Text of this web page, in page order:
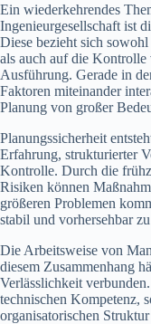
Ein wiederkehrendes
Ingenieurgesellschaft ist
Diese bezieht sich
als auch auf die
Ausführung. Gerade in
Faktoren miteinander
Planung von großer
Planungssicherheit
Erfahrung, strukturierter
Kontrolle. Durch die
Risiken können
größeren Problemen
stabil und vorhersehbar
Die Arbeitsweise von
diesem Zusammenhang
Verlässlichkeit
technischen Kompetenz,
organisatorischen